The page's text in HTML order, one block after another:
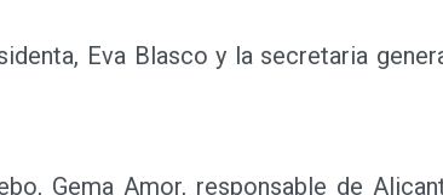
Eva Blasco y la secretaria
Gema Amor, responsable de